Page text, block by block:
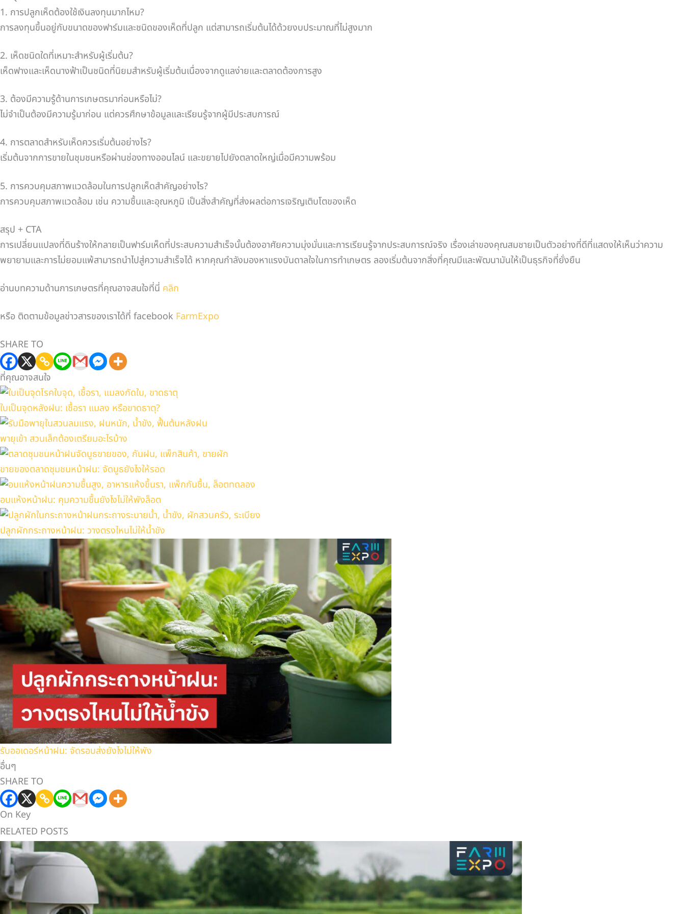
1. การปลูกเห็ดต้องใช้เงินลงทุนมากไหม?
การลงทุนขึ้นอยู่กับขนาดของฟาร์มและชนิดของเห็ดที่ปลูก แต่สามารถเริ่มต้นได้ด้วยงบประมาณที่ไม่สูงมาก
2. เห็ดชนิดใดที่เหมาะสำหรับผู้เริ่มต้น?
เห็ดฟางและเห็ดนางฟ้าเป็นชนิดที่นิยมสำหรับผู้เริ่มต้นเนื่องจากดูแลง่ายและตลาดต้องการสูง
3. ต้องมีความรู้ด้านการเกษตรมาก่อนหรือไม่?
ไม่จำเป็นต้องมีความรู้มาก่อน แต่ควรศึกษาข้อมูลและเรียนรู้จากผู้มีประสบการณ์
4. การตลาดสำหรับเห็ดควรเริ่มต้นอย่างไร?
เริ่มต้นจากการขายในชุมชนหรือผ่านช่องทางออนไลน์ และขยายไปยังตลาดใหญ่เมื่อมีความพร้อม
5. การควบคุมสภาพแวดล้อมในการปลูกเห็ดสำคัญอย่างไร?
การควบคุมสภาพแวดล้อม เช่น ความชื้นและอุณหภูมิ เป็นสิ่งสำคัญที่ส่งผลต่อการเจริญเติบโตของเห็ด
สรุป + CTA
การเปลี่ยนแปลงที่ดินร้างให้กลายเป็นฟาร์มเห็ดที่ประสบความสำเร็จนั้นต้องอาศัยความมุ่งมั่นและการเรียนรู้จากประสบการณ์จริง เรื่องเล่าของคุณสมชายเป็นตัวอย่างที่ดีที่แสดงให้เห็นว่าความ
พยายามและการไม่ยอมแพ้สามารถนำไปสู่ความสำเร็จได้ หากคุณกำลังมองหาแรงบันดาลใจในการทำเกษตร ลองเริ่มต้นจากสิ่งที่คุณมีและพัฒนามันให้เป็นธุรกิจที่ยั่งยืน
อ่านบทความด้านการเกษตรที่คุณอาจสนใจที่นี่ คลิก
หรือ ติดตามข้อมูลข่าวสารของเราได้ที่ facebook FarmExpo
SHARE TO
ที่คุณอาจสนใจ
ใบเป็นจุดหลังฝน: เชื้อรา แมลง หรือขาดธาตุ?
พายุเข้า สวนเล็กต้องเตรียมอะไรบ้าง
ขายของตลาดชุมชนหน้าฝน: จัดบูธยังไงให้รอด
อบแห้งหน้าฝน: คุมความชื้นยังไงไม่ให้พังล็อต
ปลูกผักกระถางหน้าฝน: วางตรงไหนไม่ให้น้ำขัง
รับออเดอร์หน้าฝน: จัดรอบส่งยังไงไม่ให้พัง
อื่นๆ
SHARE TO
On Key
RELATED POSTS